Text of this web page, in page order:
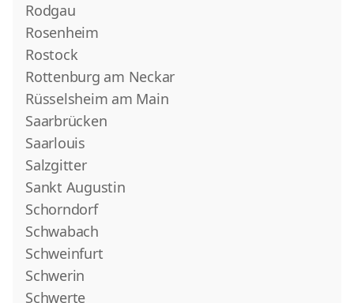
Rodgau
Rosenheim
Rostock
Rottenburg am Neckar
Rüsselsheim am Main
Saarbrücken
Saarlouis
Salzgitter
Sankt Augustin
Schorndorf
Schwabach
Schweinfurt
Schwerin
Schwerte